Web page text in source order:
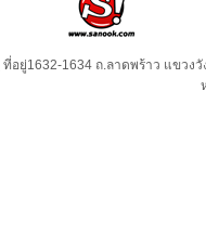
ที่อยู่1632-1634 ถ.ลาดพร้าว แขวง